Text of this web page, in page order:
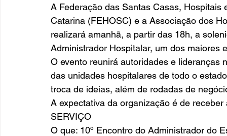
A Federação das Santas Casas,
Catarina (FEHOSC) e a Associação dos
realizará amanhã, a partir das 18h, a
Administrador Hospitalar, um dos maiores
O evento reunirá autoridades e
das unidades hospitalares de todo o
troca de ideias, além de rodadas de
A expectativa da organização é de
SERVIÇO
O que: 10º Encontro do Administrador do